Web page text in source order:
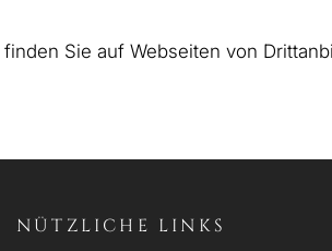
Sie auf Webseiten von
NÜTZLICHE LINKS